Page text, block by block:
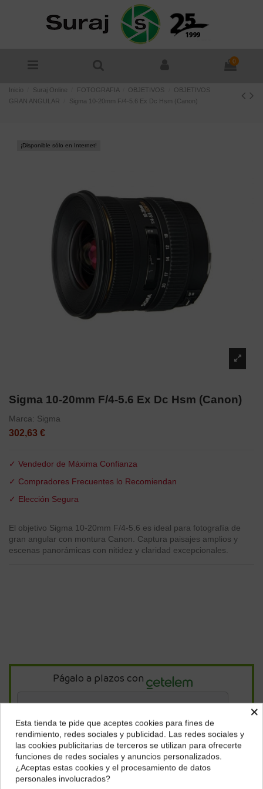
0
Inicio Suraj Online FOTOGRAFIA OBJETIVOS
OBJETIVOS
GRAN ANGULAR
Sigma 10-20mm F/4-5.6 Ex Dc Hsm (Canon)
¡Disponible sólo en Internet!
Sigma 10-20mm F/4-5.6 Ex Dc Hsm (Canon)
Marca: Sigma
302,63 €
✓ Vendedor de Máxima Confianza
✓ Compradores Frecuentes lo Recomiendan
✓ Elección Segura
El objetivo Sigma 10-20mm F/4-5.6 es ideal para fotografía de
gran angular con montura Canon. Captura paisajes amplios y
escenas panorámicas con nitidez y claridad excepcionales.
Págalo a plazos con
*Importe a financiar326,84 €/Importe total adeudado 326,84 €/
TIN
0,00 % / TAE 7,76 % Ver más
¿Dónde deseas recibir tu pedido?
Selecciona tu ubicación para mostrarte los precios e
impuestos correctos para tu región.
×
Esta tienda te pide que aceptes cookies para fines de
rendimiento, redes sociales y publicidad. Las redes sociales y
las cookies publicitarias de terceros se utilizan para ofrecerte
funciones de redes sociales y anuncios personalizados.
¿Aceptas estas cookies y el procesamiento de datos
personales involucrados?